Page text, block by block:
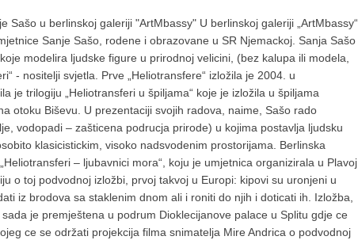
Sašo u berlinskoj galeriji "ArtMbassy" U berlinskoj galeriji „ArtMbassy“
Sanje Sašo, rodene i obrazovane u SR Njemackoj. Sanja Sašo
modelira ljudske figure u prirodnoj velicini, (bez kalupa ili modela,
- nositelji svjetla. Prve „Heliotransfere“ izložila je 2004. u
je trilogiju „Heliotransferi u špiljama“ koje je izložila u špiljama
otoku Biševu. U prezentaciji svojih radova, naime, Sašo rado
vodopadi – zašticena podrucja prirode) u kojima postavlja ljudsku
klasicistickim, visoko nadsvodenim prostorijama. Berlinska
– ljubavnici mora“, koju je umjetnica organizirala u Plavoj
o toj podvodnoj izložbi, prvoj takvoj u Europi: kipovi su uronjeni u
iz brodova sa staklenim dnom ali i roniti do njih i doticati ih. Izložba,
je premještena u podrum Dioklecijanove palace u Splitu gdje ce
ce se održati projekcija filma snimatelja Mire Andrica o podvodnoj